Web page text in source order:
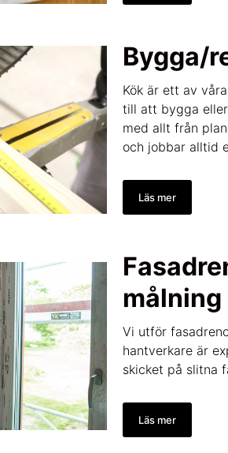
Bygga/
Kök är ett av
till att bygga
med allt från
och jobbar alltid
Läs mer
målning
Vi utför
hantverkare är
skicket på slitna
Läs mer